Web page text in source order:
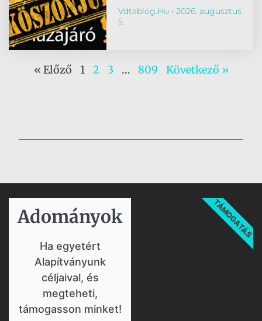
Vdtablog.hu
2026. augusztus
5.
« Előző 1 2 3 … 809 Következő »
Adományok​
Ha egyetért
Alapítványunk
céljaival, és
megteheti,
támogasson minket!
TÁMOGATÁS